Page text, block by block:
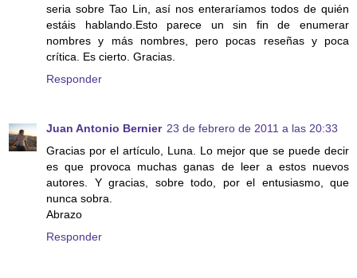
seria sobre Tao Lin, así nos enteraríamos todos de quién
estáis hablando.Esto parece un sin fin de enumerar
nombres y más nombres, pero pocas reseñas y poca
crítica. Es cierto. Gracias.
Responder
Juan Antonio Bernier 23 de febrero de 2011 a las 20:33
Gracias por el artículo, Luna. Lo mejor que se puede decir
es que provoca muchas ganas de leer a estos nuevos
autores. Y gracias, sobre todo, por el entusiasmo, que
nunca sobra.
Abrazo
Responder